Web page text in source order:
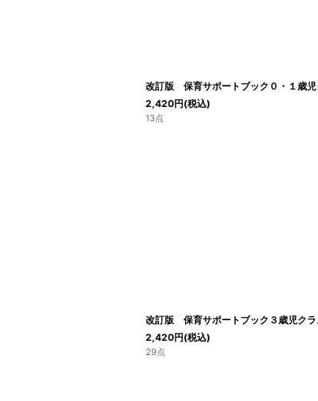
改訂版 保育サポートブック０・１歳児
2,420円(税込)
13点
改訂版 保育サポートブック３歳児クラ
2,420円(税込)
29点